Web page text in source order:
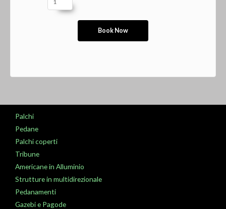
Palchi
Pedane
Palchi coperti
Tribune
Americane in Alluminio
Strutture in multidirezionale
Pedanamenti
Gazebi e Pagode